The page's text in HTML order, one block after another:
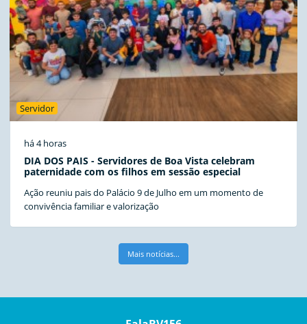
Servidor
há 4 horas
DIA DOS PAIS - Servidores de Boa Vista celebram
paternidade com os filhos em sessão especial
Ação reuniu pais do Palácio 9 de Julho em um momento de
convivência familiar e valorização
Mais notícias...